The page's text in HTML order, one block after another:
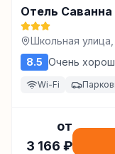
Отель Саванна
Школьная
8.5 Очень
Wi-Fi
от
3 166 ₽